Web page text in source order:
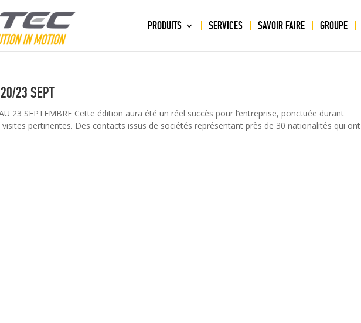
PRODUITS SERVICES SAVOIR FAIRE GROUPE
23 SEPT
23 SEPTEMBRE Cette édition aura été un réel succès pour l’entreprise, ponctuée durant
pertinentes. Des contacts issus de sociétés représentant près de 30 nationalités qui ont